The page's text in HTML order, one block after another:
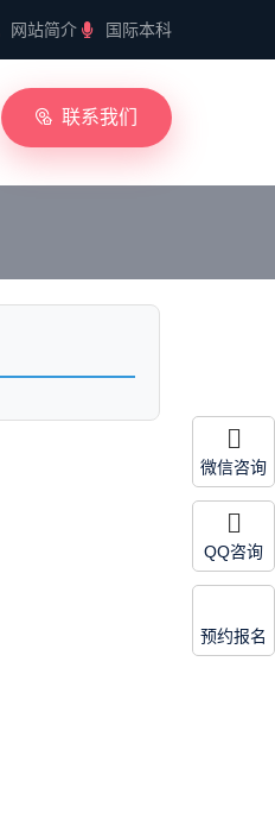
网站简介 国际本科
联系我们
微信咨询
QQ咨询
预约报名